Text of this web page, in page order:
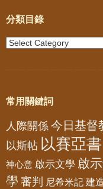
分類目錄
常用關鍵詞
人際關係 今日基督
以斯帖 以賽亞書
神心意 啟示文學 啟
學 審判 尼希米記 建